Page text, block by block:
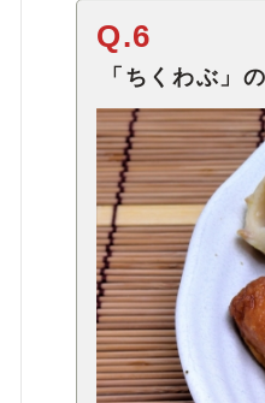
Q.6
「ちくわぶ」